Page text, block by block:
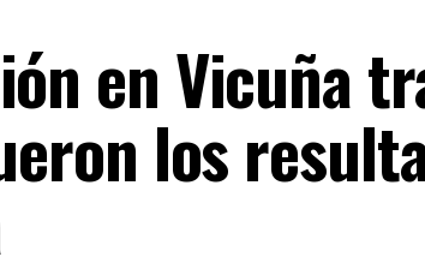
en Vicuña
los